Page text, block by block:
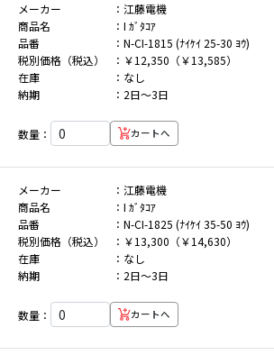
メーカー
江藤電機
商品名
I ｶﾞﾀｺｱ
品番
N-CI-1815 (ﾅｲｹｲ 25-30 ﾖｳ)
税別価格（税込）
￥12,350（￥13,585）
在庫
なし
納期
2日～3日
数量： カートへ
メーカー
江藤電機
商品名
I ｶﾞﾀｺｱ
品番
N-CI-1825 (ﾅｲｹｲ 35-50 ﾖｳ)
税別価格（税込）
￥13,300（￥14,630）
在庫
なし
納期
2日～3日
数量： カートへ